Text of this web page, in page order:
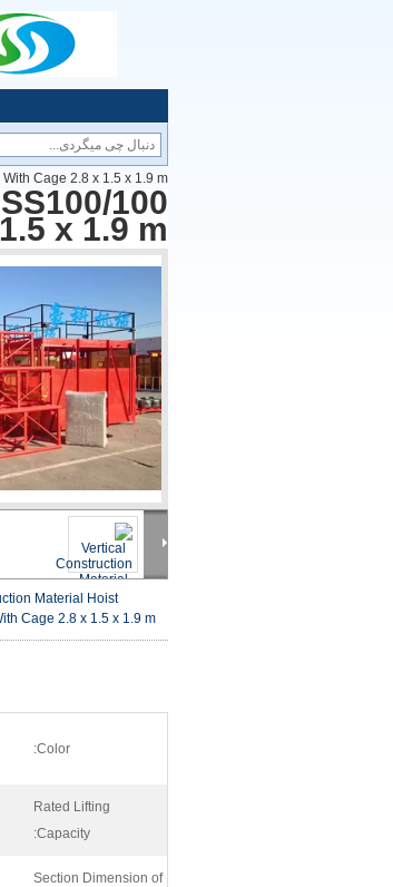
Cage 2.8 x 1.5 x 1.9 m
100
x 1.9 m
Material Hoist
Cage 2.8 x 1.5 x 1.9 m
Color:
Rated Lifting
Capacity:
Section Dimension of